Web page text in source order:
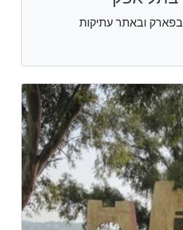
בפארק ובאתר עתיקות